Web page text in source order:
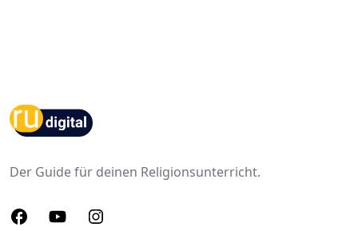
Footer
Der Guide für deinen Religionsunterricht.
FacebookYoutubeInstagram